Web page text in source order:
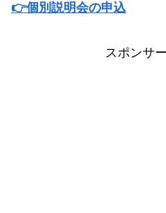
👉個別説明会の申込
スポンサ